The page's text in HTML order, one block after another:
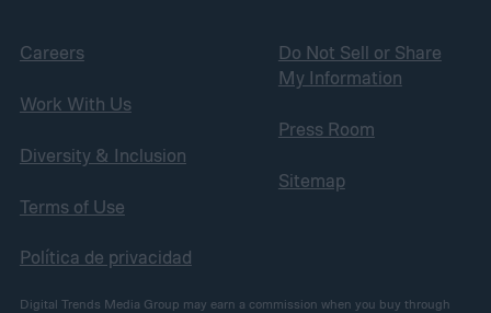
Careers
Work With Us
Diversity & Inclusion
Terms of Use
Política de privacidad
Do Not Sell or Share
My Information
Press Room
Sitemap
Digital Trends Media Group may earn a commission when you buy through